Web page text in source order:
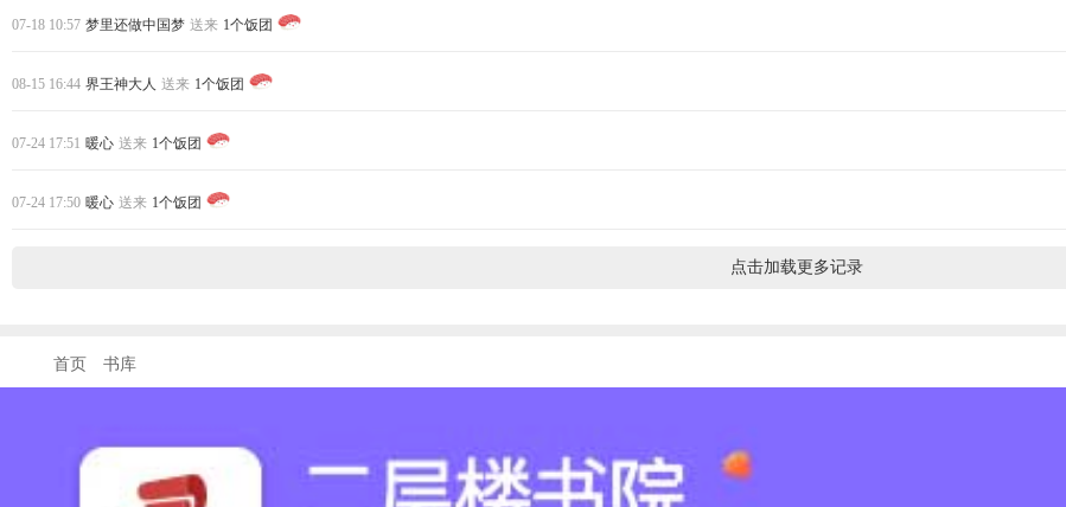
07-18 10:57 梦里还做中国梦 送来 1个饭团
08-15 16:44 界王神大人 送来 1个饭团
07-24 17:51 暖心 送来 1个饭团
07-24 17:50 暖心 送来 1个饭团
点击加载更多记录
首页 书库
在线时间: 9:00--21:00
商务合作: QQ 3222845513